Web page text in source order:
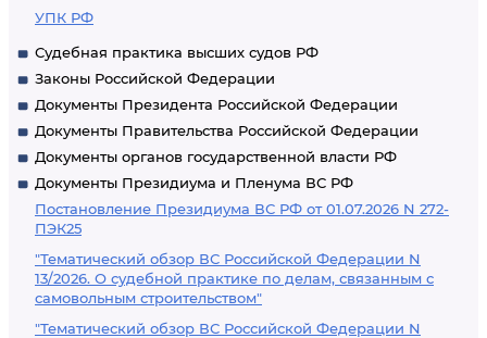
УПК РФ
Судебная практика высших судов РФ
Законы Российской Федерации
Документы Президента Российской Федерации
Документы Правительства Российской Федерации
Документы органов государственной власти РФ
Документы Президиума и Пленума ВС РФ
Постановление Президиума ВС РФ от 01.07.2026 N 272-
ПЭК25
"Тематический обзор ВС Российской Федерации N
13/2026. О судебной практике по делам, связанным с
самовольным строительством"
"Тематический обзор ВС Российской Федерации N